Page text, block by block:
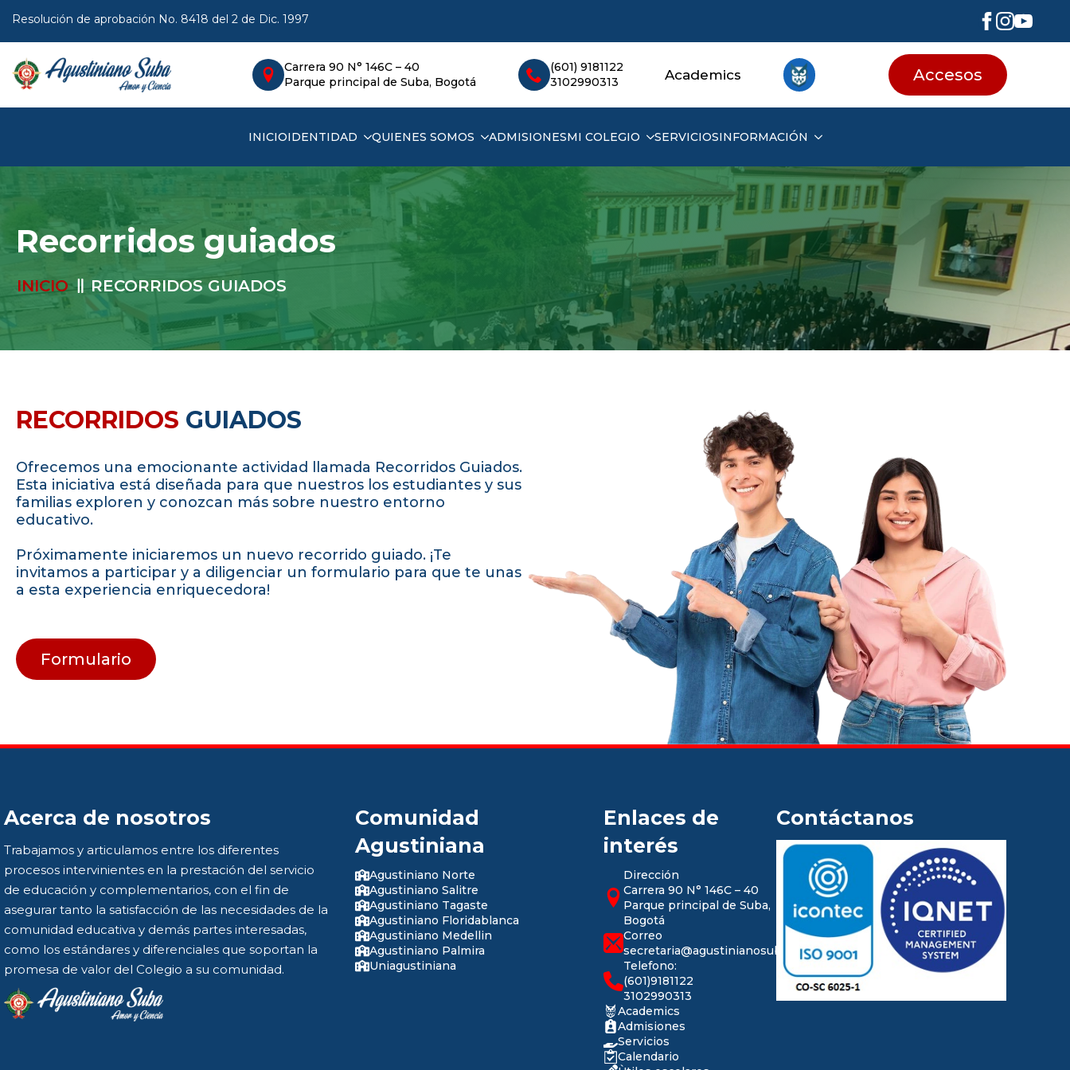
Resolución de aprobación No. 8418 del 2 de Dic. 1997
Carrera 90 N° 146C – 40
Parque principal de Suba, Bogotá
(601) 9181122
3102990313
Academics Accesos
INICIOIDENTIDAD QUIENES SOMOS ADMISIONESMI COLEGIO SERVICIOSINFORMACIÓN
Recorridos guiados
INICIO RECORRIDOS GUIADOS
RECORRIDOS GUIADOS
Ofrecemos una emocionante actividad llamada Recorridos Guiados.
Esta iniciativa está diseñada para que nuestros los estudiantes y sus
familias exploren y conozcan más sobre nuestro entorno
educativo.
Próximamente iniciaremos un nuevo recorrido guiado. ¡Te
invitamos a participar y a diligenciar un formulario para que te unas
a esta experiencia enriquecedora!
Formulario
Acerca de nosotros
Trabajamos y articulamos entre los diferentes
procesos intervinientes en la prestación del servicio
de educación y complementarios, con el fin de
asegurar tanto la satisfacción de las necesidades de la
comunidad educativa y demás partes interesadas,
como los estándares y diferenciales que soportan la
promesa de valor del Colegio a su comunidad.
Comunidad
Agustiniana
Agustiniano Norte
Agustiniano Salitre
Agustiniano Tagaste
Agustiniano Floridablanca
Agustiniano Medellin
Agustiniano Palmira
Uniagustiniana
Enlaces de
interés
Dirección
Carrera 90 N° 146C – 40
Parque principal de Suba,
Bogotá
Correo
secretaria@agustinianosuba.edu.co
Telefono:
(601)9181122
3102990313
Academics
Admisiones
Servicios
Calendario
Contáctanos